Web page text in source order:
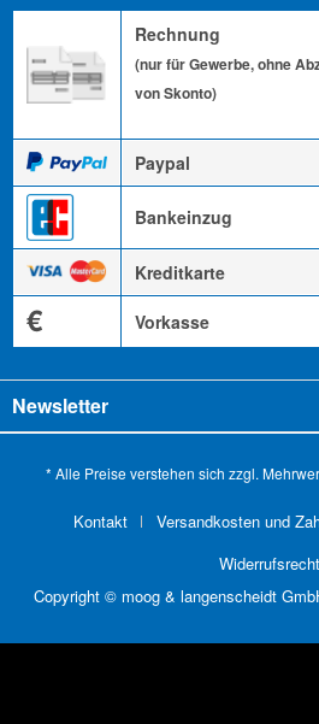
Rechnung
(nur für Gewerbe, ohne
von Skonto)
Paypal
Bankeinzug
Kreditkarte
€ Vorkasse
Newsletter
* Alle Preise verstehen sich zzgl.
Kontakt
Versandkosten und
Widerrufsrecht
Copyright © moog & langenscheidt